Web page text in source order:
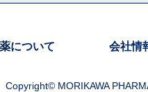
について 会社情
Copyright© MORIKAWA